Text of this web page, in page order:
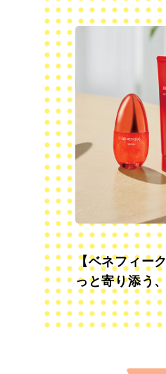
っていますか？
【ベネフィー
っと寄り添う
心も前向きに